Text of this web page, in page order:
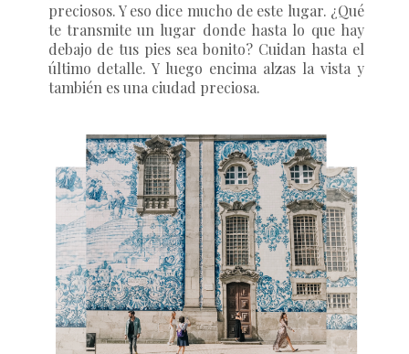
preciosos. Y eso dice mucho de este lugar. ¿Qué
te transmite un lugar donde hasta lo que hay
debajo de tus pies sea bonito? Cuidan hasta el
último detalle. Y luego encima alzas la vista y
también es una ciudad preciosa.